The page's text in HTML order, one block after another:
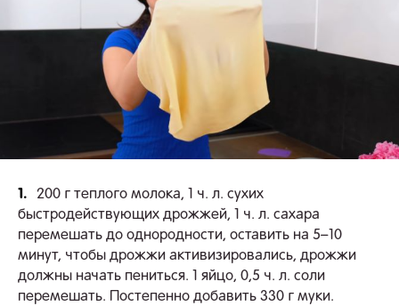
1.
200 г теплого молока, 1 ч. л. сухих
быстродействующих дрожжей, 1 ч. л. сахара
перемешать до однородности, оставить на 5–10
минут, чтобы дрожжи активизировались, дрожжи
должны начать пениться. 1 яйцо, 0,5 ч. л. соли
перемешать. Постепенно добавить 330 г муки.